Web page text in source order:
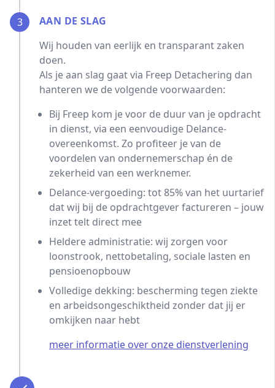
3
AAN DE SLAG
Wij houden van eerlijk en transparant zaken
doen.
Als je aan slag gaat via Freep Detachering dan
hanteren we de volgende voorwaarden:
Bij Freep kom je voor de duur van je opdracht
in dienst, via een eenvoudige Delance-
overeenkomst. Zo profiteer je van de
voordelen van ondernemerschap én de
zekerheid van een werknemer.
Delance-vergoeding: tot 85% van het uurtarief
dat wij bij de opdrachtgever factureren – jouw
inzet telt direct mee
Heldere administratie: wij zorgen voor
loonstrook, nettobetaling, sociale lasten en
pensioenopbouw
Volledige dekking: bescherming tegen ziekte
en arbeidsongeschiktheid zonder dat jij er
omkijken naar hebt
meer informatie over onze dienstverlening